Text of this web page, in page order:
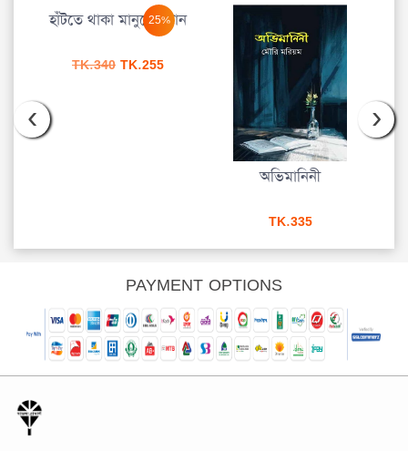
25%
হাঁটতে থাকা মানুষের গান
TK.340 Original
TK.255Current
অভিমানিনী
TK.335
‹ ›
PAYMENT OPTIONS